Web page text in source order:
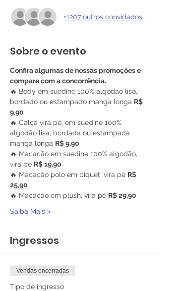
+1207 outros convidados
Sobre o evento
Confira algumas de nossas promoções e
compare com a concorrência.
🔥 Body em suedine 100% algodão liso,
bordado ou estampado manga longa R$
9,90
🔥 Calça virá pé, em suedine 100%
algodão lisa, bordada ou estampada
manga longa R$ 9,90
🔥 Macacão em suedine 100% algodão,
vira pé R$ 19,90
🔥 Macacão polo em piquet, vira pé R$
25,90
🔥 Macacão em plush, vira pé R$ 29,90
Saiba Mais >
Ingressos
Vendas encerradas
Tipo de ingresso